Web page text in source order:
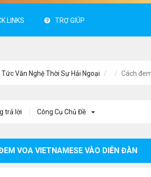
LINKS TRỢ GIÚP
Văn Nghệ Thời Sự Hải Ngoại Cách
trả lời Công Cụ Chủ Đề
VOA VIETNAMESE VÀO DIỄN ĐÀN